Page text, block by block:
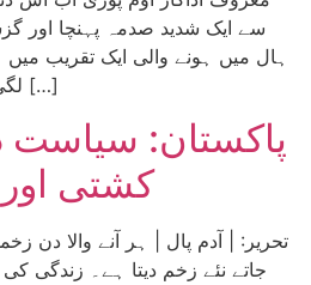
سے ایک شدید صدمہ پہنچا اور
ہال میں ہونے والی ایک تقریب میں
لگی۔ اس دن اوم پوری کو ان […]
پاکستان: سیاست
کشتی
تحریر: | آدم پال | ہر آنے والا دن
جاتے نئے زخم دیتا ہے۔ زندگی کی